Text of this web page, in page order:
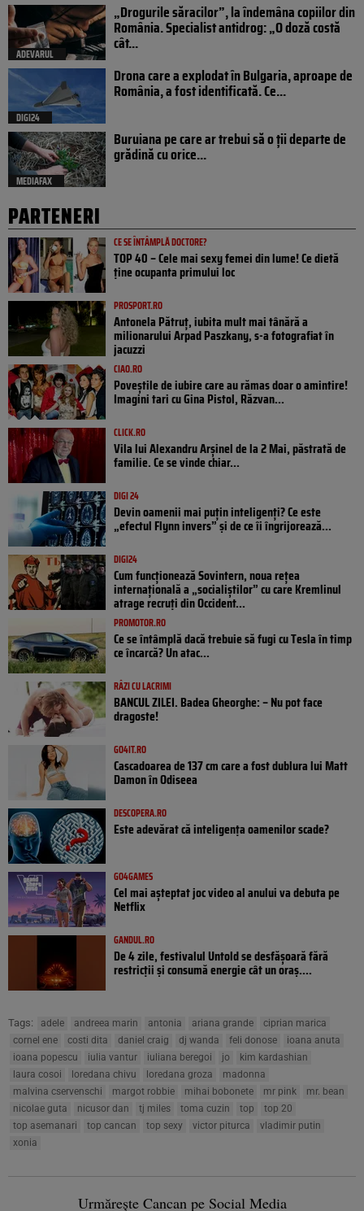
ADEVARUL
„Drogurile săracilor”, la îndemâna copiilor din
România. Specialist antidrog: „O doză costă
cât...
DIGI24
Drona care a explodat în Bulgaria, aproape de
România, a fost identificată. Ce...
MEDIAFAX
Buruiana pe care ar trebui să o ții departe de
grădină cu orice...
PARTENERI
CE SE ÎNTÂMPLĂ DOCTORE?
TOP 40 – Cele mai sexy femei din lume! Ce dietă
ține ocupanta primului loc
PROSPORT.RO
Antonela Pătruț, iubita mult mai tânără a
milionarului Arpad Paszkany, s-a fotografiat în
jacuzzi
CIAO.RO
Poveştile de iubire care au rămas doar o amintire!
Imagini tari cu Gina Pistol, Răzvan...
CLICK.RO
Vila lui Alexandru Arșinel de la 2 Mai, păstrată de
familie. Ce se vinde chiar...
DIGI 24
Devin oamenii mai puțin inteligenți? Ce este
„efectul Flynn invers” și de ce îi îngrijorează...
DIGI24
Cum funcționează Sovintern, noua rețea
internațională a „socialiștilor” cu care Kremlinul
atrage recruți din Occident...
PROMOTOR.RO
Ce se întâmplă dacă trebuie să fugi cu Tesla în timp
ce încarcă? Un atac...
RÂZI CU LACRIMI
BANCUL ZILEI. Badea Gheorghe: – Nu pot face
dragoste!
GO4IT.RO
Cascadoarea de 137 cm care a fost dublura lui Matt
Damon în Odiseea
DESCOPERA.RO
Este adevărat că inteligența oamenilor scade?
GO4GAMES
Cel mai așteptat joc video al anului va debuta pe
Netflix
GANDUL.RO
De 4 zile, festivalul Untold se desfășoară fără
restricții și consumă energie cât un oraș....
Tags: adele andreea marin antonia ariana grande
ciprian marica
cornel ene
costi dita daniel craig dj wanda feli donose
ioana anuta
ioana popescu
iulia vantur iuliana beregoi jo
kim kardashian
laura cosoi
loredana chivu loredana groza
madonna
malvina cservenschi
margot robbie mihai bobonete mr pink
mr. bean
nicolae guta
nicusor dan tj miles toma cuzin top
top 20
top asemanari
top cancan top sexy victor piturca
vladimir putin
xonia
Urmărește Cancan pe Social Media